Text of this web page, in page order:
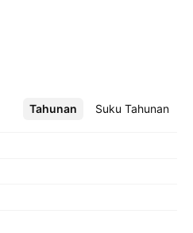
Tahunan Suku Tahunan
Lebih